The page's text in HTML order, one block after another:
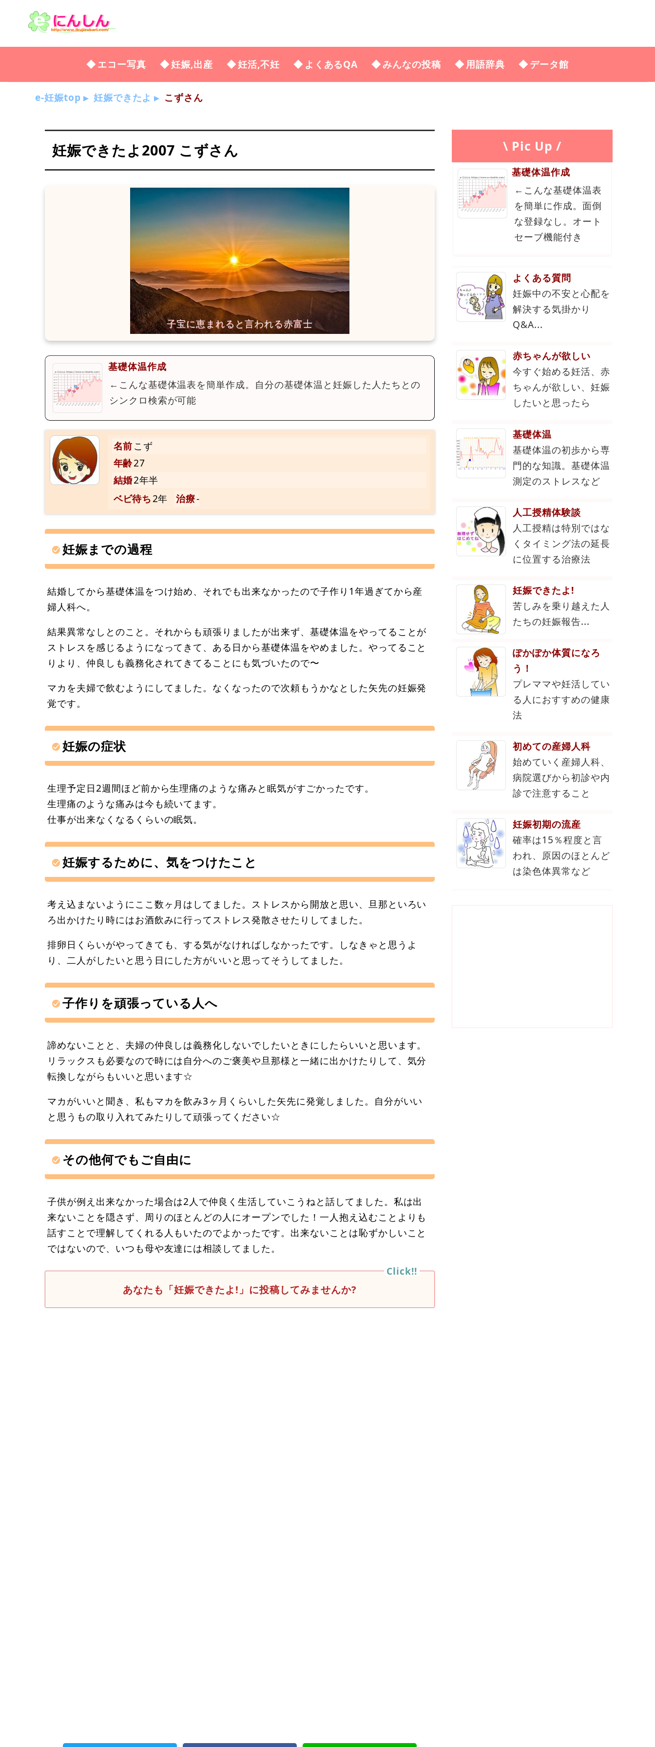
エコー写真 妊娠,出産 妊活,不妊 よくあるQA みんなの投稿 用語辞典 データ館
e-妊娠top 妊娠できたよ こずさん
妊娠できたよ2007 こずさん
基礎体温作成
←こんな基礎体温表を簡単作成。自分の基礎体温と妊娠した人たちとの
シンクロ検索が可能
名前こず
年齢27
結婚2年半
ベビ待ち2年 治療-
妊娠までの過程
結婚してから基礎体温をつけ始め、それでも出来なかったので子作り1年過ぎてから産
婦人科へ。
結果異常なしとのこと。それからも頑張りましたが出来ず、基礎体温をやってることが
ストレスを感じるようになってきて、ある日から基礎体温をやめました。やってること
りより、仲良しも義務化されてきてることにも気づいたので〜
マカを夫婦で飲むようにしてました。なくなったので次頼もうかなとした矢先の妊娠発
覚です。
妊娠の症状
生理予定日2週間ほど前から生理痛のような痛みと眠気がすごかったです。
生理痛のような痛みは今も続いてます。
仕事が出来なくなるくらいの眠気。
妊娠するために、気をつけたこと
考え込まないようにここ数ヶ月はしてました。ストレスから開放と思い、旦那といろい
ろ出かけたり時にはお酒飲みに行ってストレス発散させたりしてました。
排卵日くらいがやってきても、する気がなければしなかったです。しなきゃと思うよ
り、二人がしたいと思う日にした方がいいと思ってそうしてました。
子作りを頑張っている人へ
諦めないことと、夫婦の仲良しは義務化しないでしたいときにしたらいいと思います。
リラックスも必要なので時には自分へのご褒美や旦那様と一緒に出かけたりして、気分
転換しながらもいいと思います☆
マカがいいと聞き、私もマカを飲み3ヶ月くらいした矢先に発覚しました。自分がいい
と思うもの取り入れてみたりして頑張ってください☆
その他何でもご自由に
子供が例え出来なかった場合は2人で仲良く生活していこうねと話してました。私は出
来ないことを隠さず、周りのほとんどの人にオープンでした！一人抱え込むことよりも
話すことで理解してくれる人もいたのでよかったです。出来ないことは恥ずかしいこと
ではないので、いつも母や友達には相談してました。
あなたも「妊娠できたよ!」に投稿してみませんか?
\ Pic Up /
基礎体温作成
←こんな基礎体温表
を簡単に作成。面倒
な登録なし。オート
セーブ機能付き
よくある質問
妊娠中の不安と心配を
解決する気掛かり
Q&A...
赤ちゃんが欲しい
今すぐ始める妊活、赤
ちゃんが欲しい、妊娠
したいと思ったら
基礎体温
基礎体温の初歩から専
門的な知識。基礎体温
測定のストレスなど
人工授精体験談
人工授精は特別ではな
くタイミング法の延長
に位置する治療法
妊娠できたよ!
苦しみを乗り越えた人
たちの妊娠報告...
ぽかぽか体質になろ
う！
プレママや妊活してい
る人におすすめの健康
法
初めての産婦人科
始めていく産婦人科、
病院選びから初診や内
診で注意すること
妊娠初期の流産
確率は15％程度と言
われ、原因のほとんど
は染色体異常など